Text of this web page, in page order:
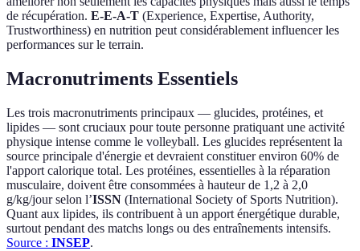
de récupération. E-E-A-T (Experience, Expertise, Authority,
Trustworthiness) en nutrition peut considérablement influencer les
performances sur le terrain.
Macronutriments Essentiels
Les trois macronutriments principaux — glucides, protéines, et
lipides — sont cruciaux pour toute personne pratiquant une activité
physique intense comme le volleyball. Les glucides représentent la
source principale d'énergie et devraient constituer environ 60% de
l'apport calorique total. Les protéines, essentielles à la réparation
musculaire, doivent être consommées à hauteur de 1,2 à 2,0
g/kg/jour selon l’ISSN (International Society of Sports Nutrition).
Quant aux lipides, ils contribuent à un apport énergétique durable,
surtout pendant des matchs longs ou des entraînements intensifs.
Source : INSEP.